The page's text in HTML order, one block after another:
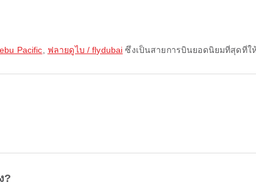
Pacific ฟลายดูไบ / flydubai ซึ่งเป็นสายการบินยอดนิยมที่สุดที่ใ
?